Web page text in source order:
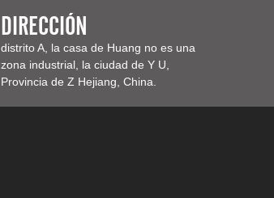
DIRECCIÓN
distrito A, la casa de Huang no es una
zona industrial, la ciudad de Y U,
Provincia de Z Hejiang, China.